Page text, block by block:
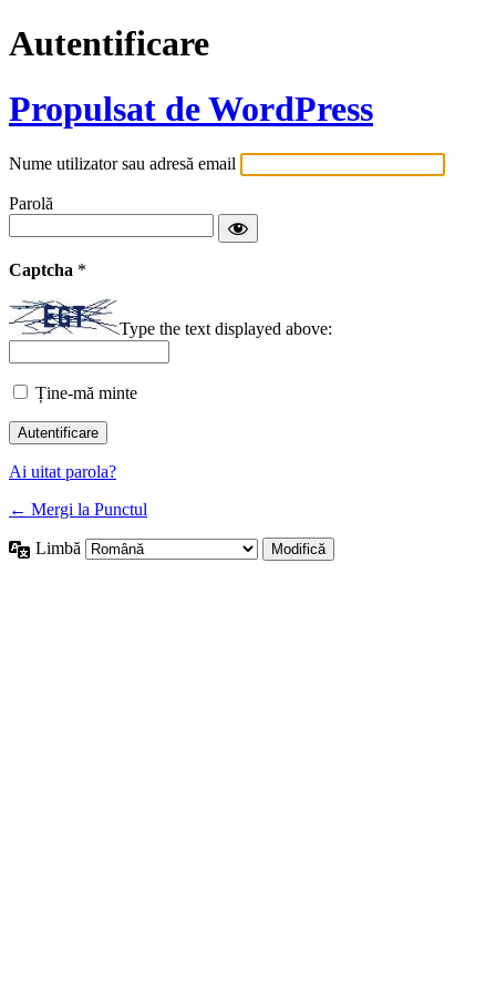
Autentificare
Propulsat de WordPress
Nume utilizator sau adresă email
Parolă
Captcha *
Type the text displayed above:
Ține-mă minte
Ai uitat parola?
← Mergi la Punctul
Limbă